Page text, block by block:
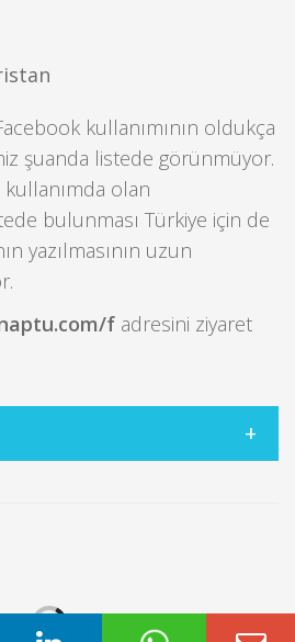
kullanımının oldukça
şuanda listede görünmüyor.
olan
bulunması Türkiye için de
yazılmasının uzun
f adresini ziyaret